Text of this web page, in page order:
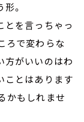
。
とを言っちゃっ
ろで変わらな
方がいいのはわ
ことはあります
かもしれませ